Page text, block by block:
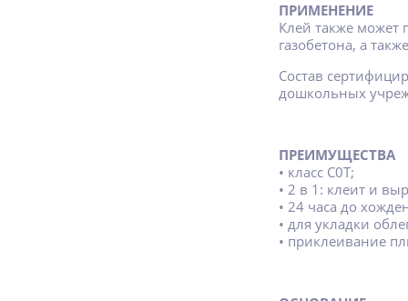
ПРИМЕНЕНИЕ
Клей также может
газобетона, а
Состав
дошкольных
ПРЕИМУЩЕСТВА
• класс С0Т;
• 2 в 1: клеит и
• 24 часа до
• для укладки
• приклеивание